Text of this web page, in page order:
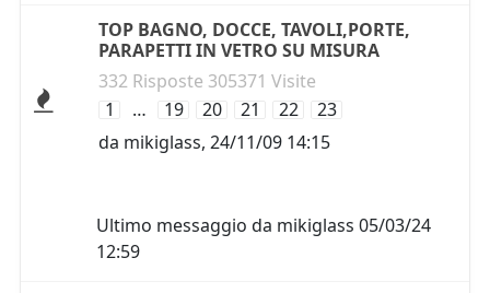
TOP BAGNO, DOCCE, TAVOLI,PORTE,
PARAPETTI IN VETRO SU MISURA
332 Risposte 305371 Visite
1
… 19 20 21 22
23
da mikiglass, 24/11/09 14:15
Ultimo messaggio da mikiglass 05/03/24
12:59